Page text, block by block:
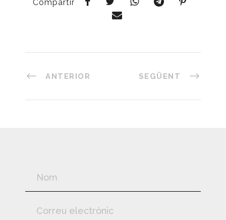
Compartir
ANTERIOR SEGÜENT